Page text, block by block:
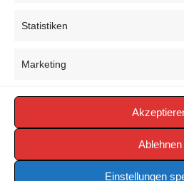
Statistiken
Marketing
Ablehnen
Einstellungen
Copyright © 2026
https://